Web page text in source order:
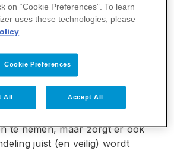
aandacht die het verdient? Maar
zetten?
dat alle patiënten toegang
informatie over hun ziekte
te nemen, maar zorgt er ook
juist (en veilig) wordt
on “Cookie Preferences”. To learn
uses these technologies, please
Cookie Preferences
All Accept All